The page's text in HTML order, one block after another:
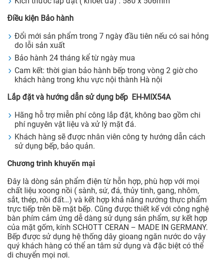
Điều kiện Bảo hành
Đổi mới sản phẩm trong 7 ngày đầu tiên nếu có sai hỏng
do lỗi sản xuất
Bảo hành 24 tháng kể từ ngày mua
Cam kết: thời gian bảo hành bếp trong vòng 2 giờ cho
khách hàng trong khu vực nội thành Hà nội
Lắp đặt và hướng dẫn sử dụng bếp EH-MIX54A
Hãng hỗ trợ miễn phí công lắp đặt, không bao gồm chi
phí nguyên vật liệu và xử lý mặt đá.
Khách hàng sẽ được nhân viên công ty hướng dẫn cách
sử dụng bếp, bảo quản.
Chương trình khuyến mại
Đây là dòng sản phẩm điện từ hỗn hợp, phù hợp với mọi
chất liệu xoong nồi ( sành, sứ, đá, thủy tinh, gang, nhôm,
sắt, thép, nồi đất…) và kết hợp khả năng nướng thực phẩm
trực tiếp trên bề mặt bếp. Cũng được thiết kế với công nghệ
bàn phím cảm ứng dễ dàng sử dụng sản phẩm, sự kết hợp
của mặt gốm, kính SCHOTT CERAN – MADE IN GERMANY.
Bếp được sử dụng hệ thống dây gioang ngăn nước do vậy
quý khách hàng có thể an tâm sử dụng và đặc biệt có thể
di chuyển mọi nơi.